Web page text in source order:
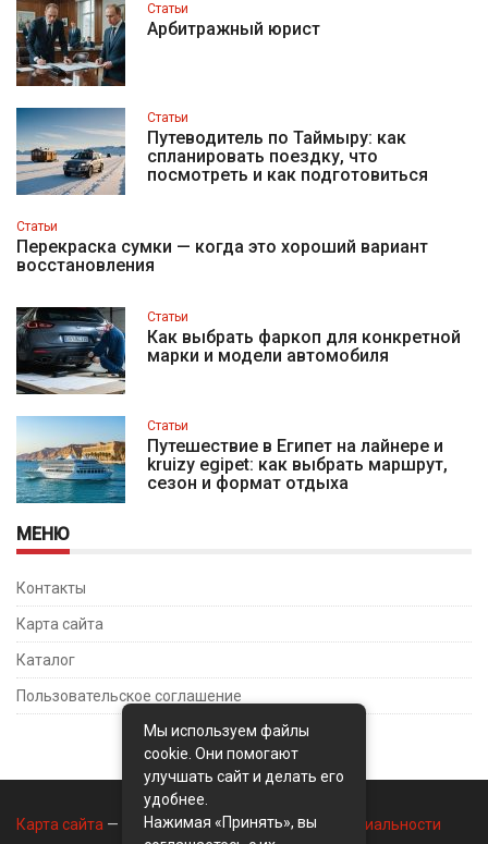
Статьи
Арбитражный юрист
Статьи
Путеводитель по Таймыру: как
спланировать поездку, что
посмотреть и как подготовиться
Статьи
Перекраска сумки — когда это хороший вариант
восстановления
Статьи
Как выбрать фаркоп для конкретной
марки и модели автомобиля
Статьи
Путешествие в Египет на лайнере и
kruizy egipet: как выбрать маршрут,
сезон и формат отдыха
МЕНЮ
Контакты
Карта сайта
Каталог
Пользовательское соглашение
Карта сайта — Контакты— Политика конфиденциальности
Мы используем файлы
cookie. Они помогают
улучшать сайт и делать его
удобнее.
Нажимая «Принять», вы